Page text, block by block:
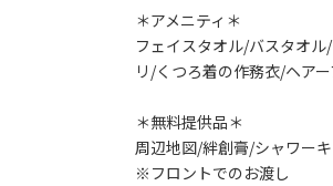
＊アメニティ＊
フェイスタオル/バスタオ
リ/くつろ着の作務衣/ヘア
＊無料提供品＊
周辺地図/絆創膏/シャワー
※フロントでのお渡し